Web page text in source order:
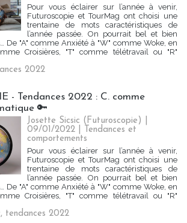
Pour vous éclairer sur l’année à venir,
Futuroscopie et TourMag ont choisi une
trentaine de mots caractéristiques de
l’année passée. On pourrait bel et bien
De "A" comme Anxiété à "W" comme Woke, en
Croisières, "T" comme télétravail ou "R"
2022
- Tendances 2022 : C. comme
🔑
Josette Sicsic (Futuroscopie)
09/01/2022
Tendances et
comportements
Pour vous éclairer sur l’année à venir,
Futuroscopie et TourMag ont choisi une
trentaine de mots caractéristiques de
l’année passée. On pourrait bel et bien
De "A" comme Anxiété à "W" comme Woke, en
Croisières, "T" comme télétravail ou "R"
, tendances 2022